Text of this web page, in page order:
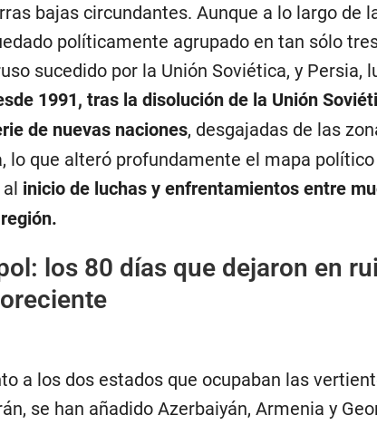
bajas circundantes. Aunque a lo largo de
políticamente agrupado en tan sólo
sucedido por la Unión Soviética, y Persia,
1991, tras la disolución de la Unión
de nuevas naciones, desgajadas de las
lo que alteró profundamente el mapa
inicio de luchas y enfrentamientos entre
los 80 días que dejaron en
a los dos estados que ocupaban las
se han añadido Azerbaiyán, Armenia y